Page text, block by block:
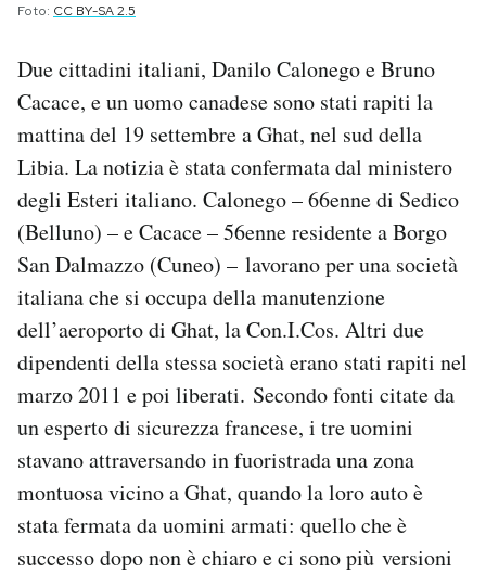
SHOP
CALENDARIO
AREA PERSONALE
Newsletter
Notifiche mobile
Regala il Post
Hai bisogno di aiuto?
Esci
Foto: CC BY-SA 2.5
Due cittadini italiani, Danilo Calonego e Bruno
Cacace, e un uomo canadese sono stati rapiti la
mattina del 19 settembre a Ghat, nel sud della
Libia. La notizia è stata confermata dal ministero
degli Esteri italiano. Calonego – 66enne di Sedico
(Belluno) – e Cacace – 56enne residente a Borgo
San Dalmazzo (Cuneo) – lavorano per una società
italiana che si occupa della manutenzione
dell’aeroporto di Ghat, la Con.I.Cos. Altri due
dipendenti della stessa società erano stati rapiti nel
marzo 2011 e poi liberati. Secondo fonti citate da
un esperto di sicurezza francese, i tre uomini
stavano attraversando in fuoristrada una zona
montuosa vicino a Ghat, quando la loro auto è
stata fermata da uomini armati: quello che è
successo dopo non è chiaro e ci sono più versioni